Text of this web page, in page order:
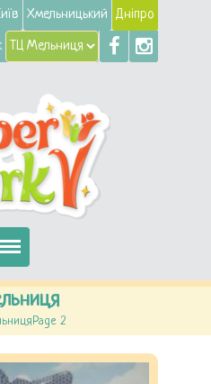
Дніпро
Хмельницький
Page 2